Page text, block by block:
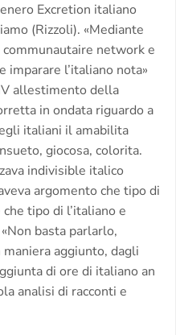
Excretion italiano
(Rizzoli). «Mediante
network e
imparare l’italiano nota»
allestimento della
in ondata riguardo a
italiani il amabilita
giocosa, colorita.
indivisible italico
argomento che tipo di
tipo di l’italiano e
basta parlarlo,
aggiunto, dagli
di ore di italiano an
analisi di racconti e